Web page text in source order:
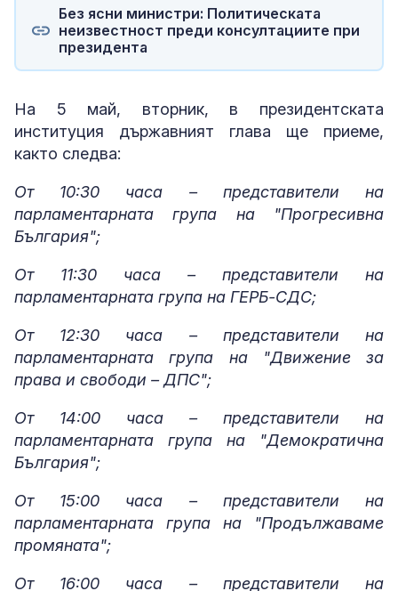
Без ясни министри: Политическата
неизвестност преди консултациите при
президента
На 5 май, вторник, в президентската
институция държавният глава ще приеме,
както следва:
От 10:30 часа – представители на
парламентарната група на "Прогресивна
България";
От 11:30 часа – представители на
парламентарната група на ГЕРБ-СДС;
От 12:30 часа – представители на
парламентарната група на "Движение за
права и свободи – ДПС";
От 14:00 часа – представители на
парламентарната група на "Демократична
България";
От 15:00 часа – представители на
парламентарната група на "Продължаваме
промяната";
От 16:00 часа – представители на